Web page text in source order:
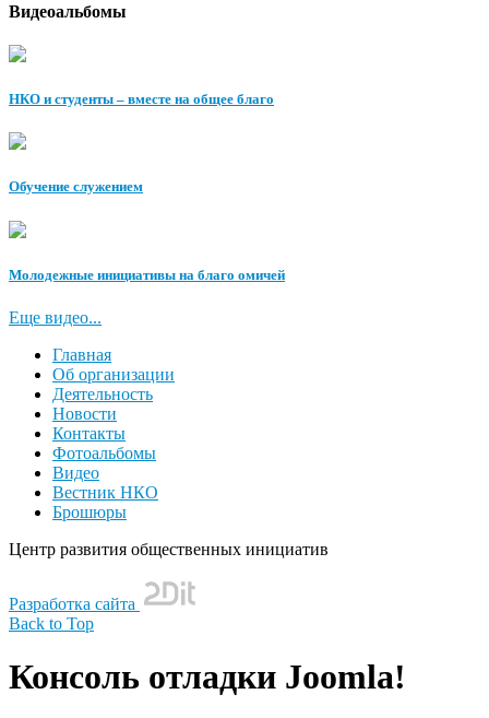
Видеоальбомы
НКО и студенты – вместе на общее благо
Обучение служением
Молодежные инициативы на благо омичей
Еще видео...
Главная
Об организации
Деятельность
Новости
Контакты
Фотоальбомы
Видео
Вестник НКО
Брошюры
Центр развития общественных инициатив
Разработка сайта
Back to Top
Консоль отладки Joomla!